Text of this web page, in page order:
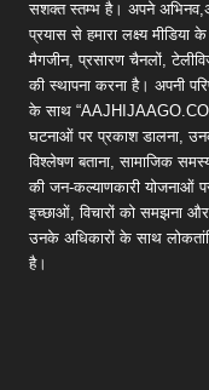
सशक्त स्तम्भ है। अपने
प्रयास से हमारा लक्ष्य मीडिया
मैगजीन, प्रसारण चैनलों,
की स्थापना करना है। अपनी
के साथ
घटनाओं पर प्रकाश डालना,
विश्लेषण बताना, सामाजिक
की जन-कल्याणकारी योजनाओं
इच्छाओं, विचारों को समझना
उनके अधिकारों के साथ
है।